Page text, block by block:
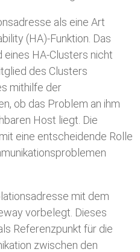
als eine Art
(HA)-Funktion. Das
HA-Clusters nicht
des Clusters
mithilfe der
ob das Problem an ihm
Host liegt. Die
eine entscheidende Rolle
mit dem
vorbelegt. Dieses
Referenzpunkt für die
zwischen den